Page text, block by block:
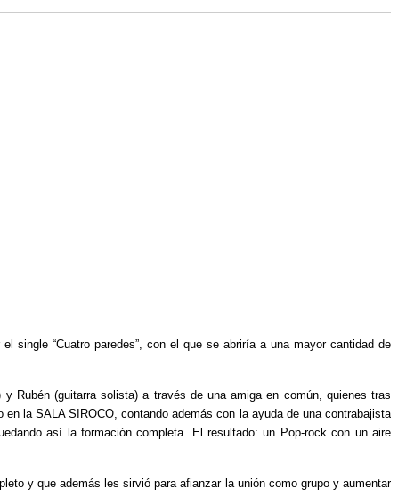
single “Cuatro paredes”, con el que se abriría a una mayor cantidad de
Rubén (guitarra solista) a través de una amiga en común, quienes tras
la SALA SIROCO, contando además con la ayuda de una contrabajista
así la formación completa. El resultado: un Pop-rock con un aire
y que además les sirvió para afianzar la unión como grupo y aumentar